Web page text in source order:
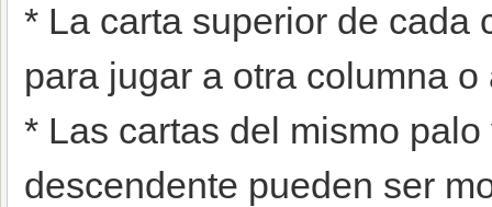
* La carta superior de cada
para jugar a otra columna o
* Las cartas del mismo
descendente pueden ser